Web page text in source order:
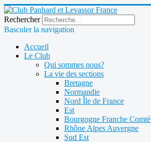
Rechercher
Basculer la navigation
Accueil
Le Club
Qui sommes nous?
La vie des sections
Bretagne
Normandie
Nord Île de France
Est
Bourgogne Franche Comté
Rhône Alpes Auvergne
Sud Est